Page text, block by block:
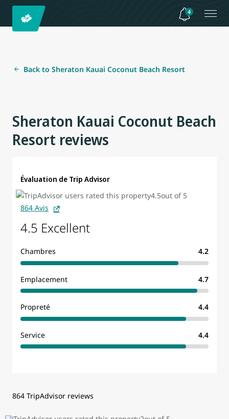
4
Back to Sheraton Kauai Coconut Beach Resort
Sheraton Kauai Coconut Beach
Resort reviews
Évaluation de Trip Advisor
864 Avis
4.5 Excellent
Chambres 4.2
Emplacement 4.7
Propreté 4.4
Service 4.4
864 TripAdvisor reviews